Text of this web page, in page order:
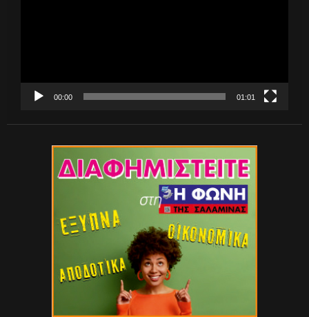
00:00 01:01